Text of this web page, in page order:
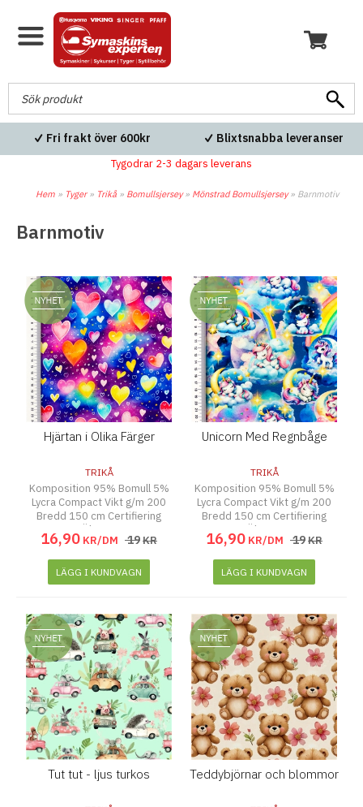
Fri frakt över 600kr Blixtsnabba leveranser
Tygodrar 2-3 dagars leverans
Hem » Tyger» Trikå » Bomullsjersey» Mönstrad Bomullsjersey» Barnmotiv
Barnmotiv
Hjärtan i Olika Färger
TRIKÅ
Komposition 95% Bomull 5%
Lycra Compact Vikt g/m 200
Bredd 150 cm Certifiering
Ökotex
16,90 KR/DM 19KR
LÄGG I KUNDVAGN
Unicorn Med Regnbåge
TRIKÅ
Komposition 95% Bomull 5%
Lycra Compact Vikt g/m 200
Bredd 150 cm Certifiering
Ökotex
16,90 KR/DM 19KR
LÄGG I KUNDVAGN
Tut tut - ljus turkos Teddybjörnar och blommor